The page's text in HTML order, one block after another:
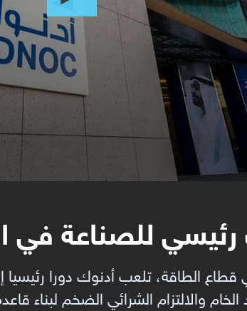
للصناعة في
الطاقة، تلعب أدنوك دورا رئيسيا
والالتزام الشرائي الضخم لبناء